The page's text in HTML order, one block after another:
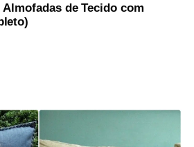
de Tecido com